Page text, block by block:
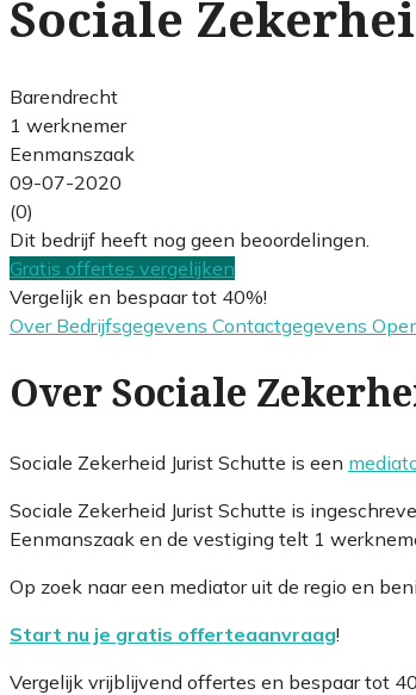
Sociale
Barendrecht
1 werknemer
Eenmanszaak
09-07-2020
(0)
Dit bedrijf heeft nog geen beoordelingen.
Gratis offertes vergelijken
Vergelijk en bespaar tot 40%!
Over Bedrijfsgegevens Contactgegevens
Over Sociale
Sociale Zekerheid Jurist Schutte is een
Sociale Zekerheid Jurist Schutte is
Eenmanszaak en de vestiging telt 1
Op zoek naar een mediator uit de regio en
Start nu je gratis offerteaanvraag!
Vergelijk vrijblijvend offertes en bespaar tot